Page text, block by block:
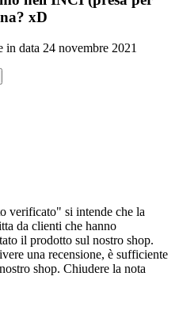
xD
in data 24 novembre 2021
verificato" si intende che la
da clienti che hanno
il prodotto sul nostro shop.
una recensione, è sufficiente
shop. Chiudere la nota